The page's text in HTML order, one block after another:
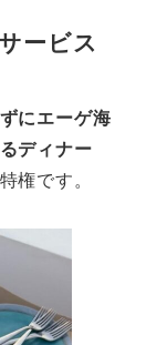
ービス
にエーゲ海
ディナー
権です。